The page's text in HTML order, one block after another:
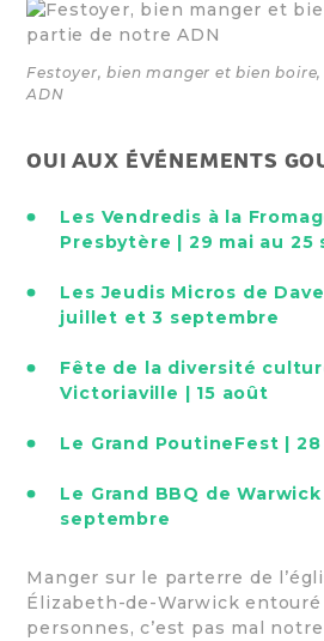
Festoyer, bien manger et bien
ADN
OUI AUX ÉVÉNEMENTS
Les Vendredis à la
Presbytère | 29 mai au 25
Les Jeudis Micros de
juillet et 3 septembre
Fête de la diversité
Victoriaville | 15 août
Le Grand PoutineFest |
Le Grand BBQ de Warwick
septembre
Manger sur le parterre de
Élizabeth-de-Warwick
personnes, c’est pas mal